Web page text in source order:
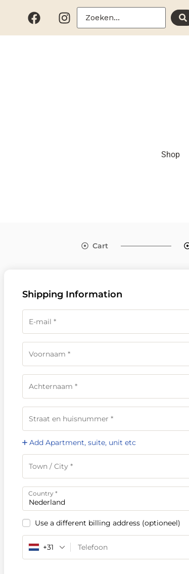
Shop
Cart
Shipping Information
Add Apartment, suite, unit etc
Country *
Nederland
Use a different billing address (optioneel)
+31